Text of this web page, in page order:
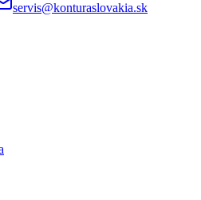
servis@konturaslovakia.sk